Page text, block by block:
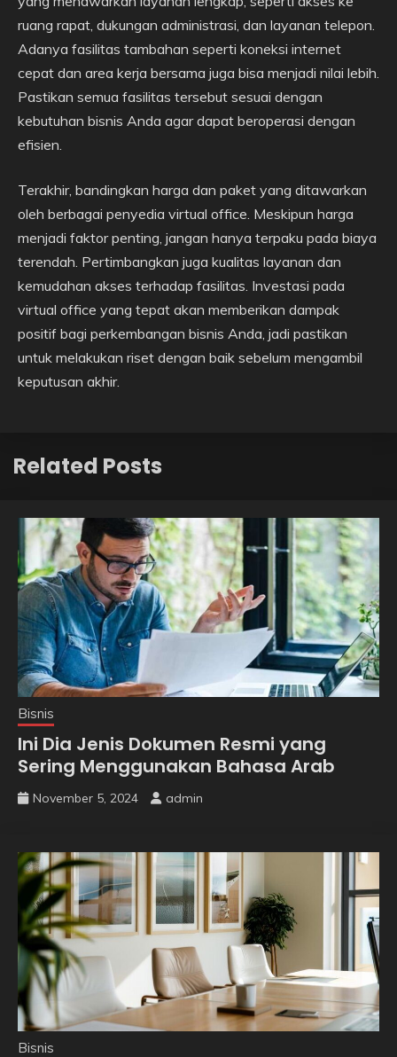
ruang rapat, dukungan administrasi, dan layanan telepon.
Adanya fasilitas tambahan seperti koneksi internet
cepat dan area kerja bersama juga bisa menjadi nilai lebih.
Pastikan semua fasilitas tersebut sesuai dengan
kebutuhan bisnis Anda agar dapat beroperasi dengan
efisien.
Terakhir, bandingkan harga dan paket yang ditawarkan
oleh berbagai penyedia virtual office. Meskipun harga
menjadi faktor penting, jangan hanya terpaku pada biaya
terendah. Pertimbangkan juga kualitas layanan dan
kemudahan akses terhadap fasilitas. Investasi pada
virtual office yang tepat akan memberikan dampak
positif bagi perkembangan bisnis Anda, jadi pastikan
untuk melakukan riset dengan baik sebelum mengambil
keputusan akhir.
Related Posts
Bisnis
Ini Dia Jenis Dokumen Resmi yang
Sering Menggunakan Bahasa Arab
November 5, 2024 admin
Bisnis